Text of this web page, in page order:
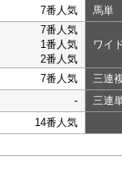
7番人気 馬単
7番人気
1番人気
2番人気
ワイ
7番人気 三連
- 三連
14番人気